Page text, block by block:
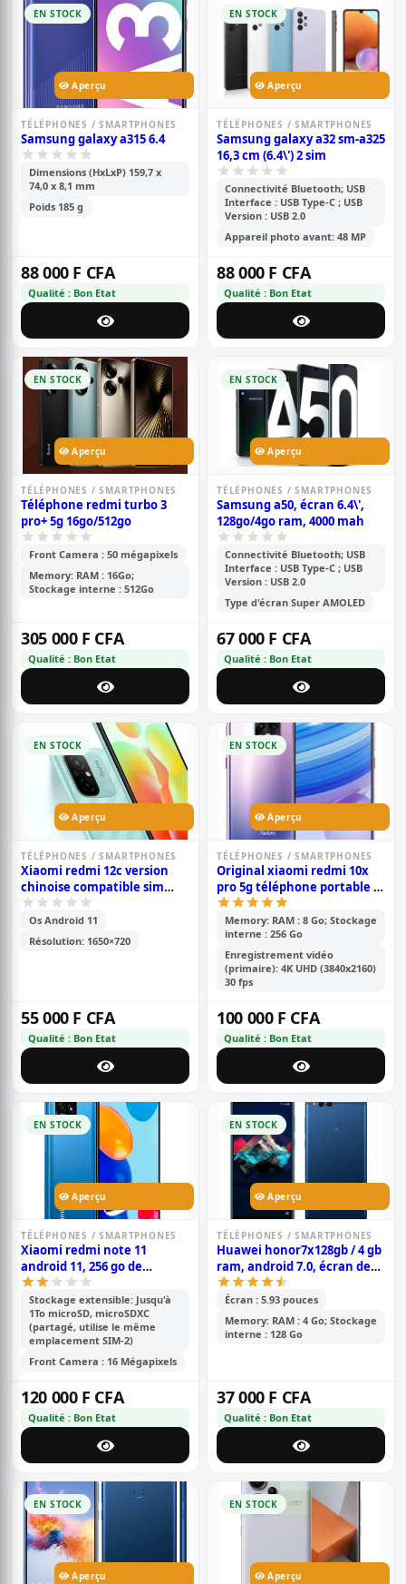
EN STOCK
Aperçu
TÉLÉPHONES / SMARTPHONES
Samsung galaxy a315 6.4
Dimensions (HxLxP) 159,7 x
74,0 x 8,1 mm
Poids 185 g
88 000 F CFA
Qualité : Bon Etat
EN STOCK
Aperçu
TÉLÉPHONES / SMARTPHONES
Samsung galaxy a32 sm-a325
16,3 cm (6.4\') 2 sim
Connectivité Bluetooth; USB
Interface : USB Type-C ; USB
Version : USB 2.0
Appareil photo avant: 48 MP
88 000 F CFA
Qualité : Bon Etat
EN STOCK
Aperçu
TÉLÉPHONES / SMARTPHONES
Téléphone redmi turbo 3
pro+ 5g 16go/512go
Front Camera : 50 mégapixels
Memory: RAM : 16Go;
Stockage interne : 512Go
305 000 F CFA
Qualité : Bon Etat
EN STOCK
Aperçu
TÉLÉPHONES / SMARTPHONES
Samsung a50, écran 6.4\',
128go/4go ram, 4000 mah
Connectivité Bluetooth; USB
Interface : USB Type-C ; USB
Version : USB 2.0
Type d'écran Super AMOLED
67 000 F CFA
Qualité : Bon Etat
EN STOCK
Aperçu
TÉLÉPHONES / SMARTPHONES
Xiaomi redmi 12c version
chinoise compatible sim
cdma camtel - pouce- 6.71\' -
64go /4go ram - 2sim -
caméra- 50mp+0.8mp/5mp -
Os Android 11
Résolution: 1650×720
55 000 F CFA
Qualité : Bon Etat
EN STOCK
Aperçu
TÉLÉPHONES / SMARTPHONES
Original xiaomi redmi 10x
pro 5g téléphone portable |
8gb ram /256gb rom | mtk
820 octa core | 48mp ai quad
camera | 4520mah battery |
6.57 full screen | fingerprint
id
Memory: RAM : 8 Go; Stockage
interne : 256 Go
Enregistrement vidéo
(primaire): 4K UHD (3840x2160)
30 fps
100 000 F CFA
Qualité : Bon Etat
EN STOCK
Aperçu
TÉLÉPHONES / SMARTPHONES
Xiaomi redmi note 11
android 11, 256 go de
stockage et 8 go de ram,
écran : 6,6 pouces tft lcd ips,
double caméra arrière de 50
mp + 8 mp, batterie de 5000
mah
Stockage extensible: Jusqu'à
1To microSD, microSDXC
(partagé, utilise le même
emplacement SIM-2)
Front Camera : 16 Mégapixels
120 000 F CFA
Qualité : Bon Etat
EN STOCK
Aperçu
TÉLÉPHONES / SMARTPHONES
Huawei honor7x128gb / 4 gb
ram, android 7.0, écran de
5,93 pouces, double caméra
arrière 16 mp + 2 mp, 3340
mah
Écran : 5.93 pouces
Memory: RAM : 4 Go; Stockage
interne : 128 Go
37 000 F CFA
Qualité : Bon Etat
EN STOCK
Aperçu
EN STOCK
Aperçu